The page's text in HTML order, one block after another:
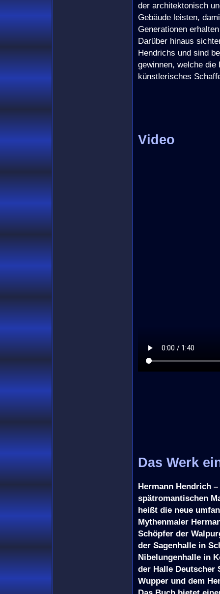
der architektonisch
Gebäude leisten,
Generationen
Darüber hinaus
Hendrichs und sind
gewinnen, welche die
künstlerisches
Video
Das Werk
Hermann Hendrich
spätromantischen
heißt die neue
Mythenmaler
Schöpfer der
der Sagenhalle in
Nibelungenhalle in
der Halle Deutscher
Wupper und dem